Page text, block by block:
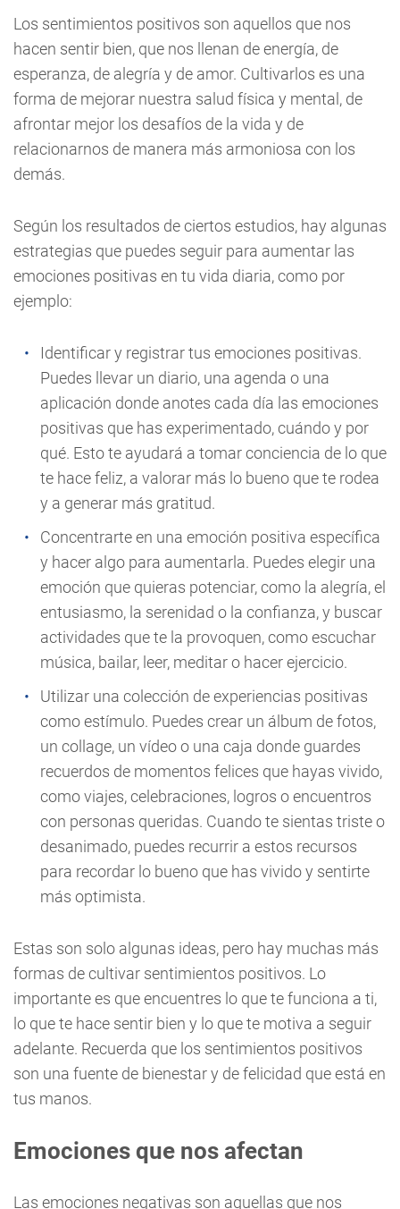
Los sentimientos positivos son aquellos que nos
hacen sentir bien, que nos llenan de energía, de
esperanza, de alegría y de amor. Cultivarlos es una
forma de mejorar nuestra salud física y mental, de
afrontar mejor los desafíos de la vida y de
relacionarnos de manera más armoniosa con los
demás.
Según los resultados de ciertos estudios, hay algunas
estrategias que puedes seguir para aumentar las
emociones positivas en tu vida diaria, como por
ejemplo:
Identificar y registrar tus emociones positivas.
Puedes llevar un diario, una agenda o una
aplicación donde anotes cada día las emociones
positivas que has experimentado, cuándo y por
qué. Esto te ayudará a tomar conciencia de lo que
te hace feliz, a valorar más lo bueno que te rodea
y a generar más gratitud.
Concentrarte en una emoción positiva específica
y hacer algo para aumentarla. Puedes elegir una
emoción que quieras potenciar, como la alegría, el
entusiasmo, la serenidad o la confianza, y buscar
actividades que te la provoquen, como escuchar
música, bailar, leer, meditar o hacer ejercicio.
Utilizar una colección de experiencias positivas
como estímulo. Puedes crear un álbum de fotos,
un collage, un vídeo o una caja donde guardes
recuerdos de momentos felices que hayas vivido,
como viajes, celebraciones, logros o encuentros
con personas queridas. Cuando te sientas triste o
desanimado, puedes recurrir a estos recursos
para recordar lo bueno que has vivido y sentirte
más optimista.
Estas son solo algunas ideas, pero hay muchas más
formas de cultivar sentimientos positivos. Lo
importante es que encuentres lo que te funciona a ti,
lo que te hace sentir bien y lo que te motiva a seguir
adelante. Recuerda que los sentimientos positivos
son una fuente de bienestar y de felicidad que está en
tus manos.
Emociones que nos afectan
Las emociones negativas son aquellas que nos